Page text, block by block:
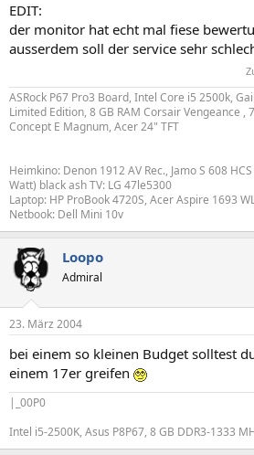
EDIT:
der monitor hat echt mal fiese
ausserdem soll der service sehr
ASRock P67 Pro3 Board, Intel Core i5 2500k,
Limited Edition, 8 GB RAM Corsair Vengeance ,
Concept E Magnum, Acer 24" TFT
Heimkino: Denon 1912 AV Rec., Jamo S 608
Watt) black ash TV: LG 47le5300
Laptop: HP ProBook 4720S, Acer Aspire 1693
Netbook: Dell Mini 10v
Loopo
Admiral
23. März 2004
bei einem so kleinen Budget solltest
einem 17er greifen
|_00P0
Intel i5-2500K, Asus P8P67, 8 GB DDR3-1333